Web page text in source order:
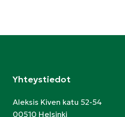
Yhteystiedot
Aleksis Kiven katu 52-54
00510 Helsinki